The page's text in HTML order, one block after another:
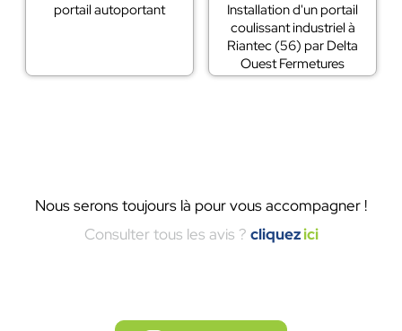
portail autoportant
Installation d'un portail
coulissant industriel à
Riantec (56) par Delta
Ouest Fermetures
Nous serons toujours là pour vous accompagner !
Consulter tous les avis ? cliquezici